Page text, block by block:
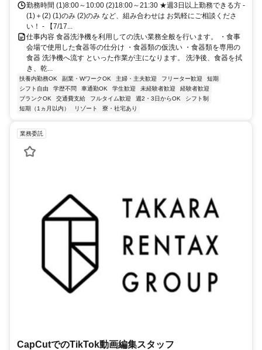
勤務時間 (1)8:00～10:00 (2)18:00～21:30 ★週3日以上勤務できる方 -
(1)＋(2) (1)のみ (2)のみ など、組み合わせは お気軽にご相談くださ
い！ - 【7/17...
仕事内容 食器洗浄機を利用しての洗い業務全般を行います。 ・食事
会場で使用した食器等の仕分け ・食器類の仮洗い ・食器類を専用の
食器 洗浄機へ流す といった作業が主になります。 洗浄後、食器を拭
き、乾...
扶養内勤務OK 副業・WワークOK 主婦・主夫歓迎 フリーター歓迎
短期
シフト自由
学歴不問 車通勤OK 学生歓迎 未経験者歓迎
経験者歓迎
ブランクOK
交通費支給 フルタイム歓迎 週2・3日からOK
シフト制
短期（1ヵ月以内）
リゾート 寮・社宅あり
業務委託
CapCutでのTikTok動画編集スタッフ